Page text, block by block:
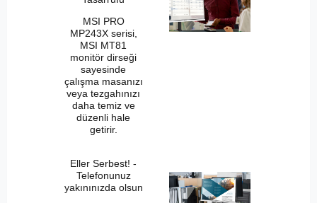
MSI PRO
MP243X serisi,
MSI MT81
monitör dirseği
sayesinde
çalışma masanızı
veya tezgahınızı
daha temiz ve
düzenli hale
getirir.
Eller Serbest! -
Telefonunuz
yakınınızda olsun